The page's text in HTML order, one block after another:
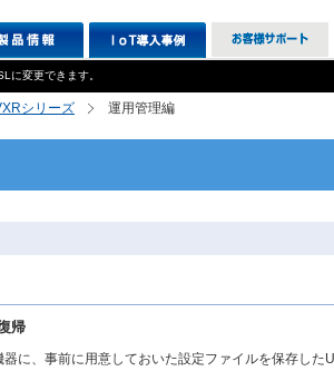
に変更できます。
シリーズ 運用管理編
帰
に、事前に用意しておいた設定ファイルを保存した